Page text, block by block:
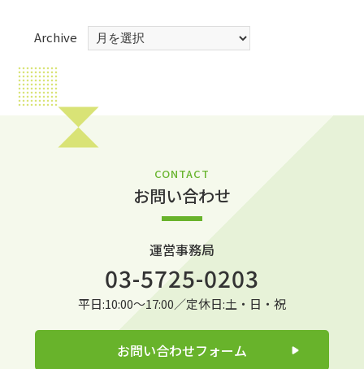
Archive
CONTACT
お問い合わせ
運営事務局
03-5725-0203
平日:10:00～17:00／定休日:土・日・祝
お問い合わせフォーム